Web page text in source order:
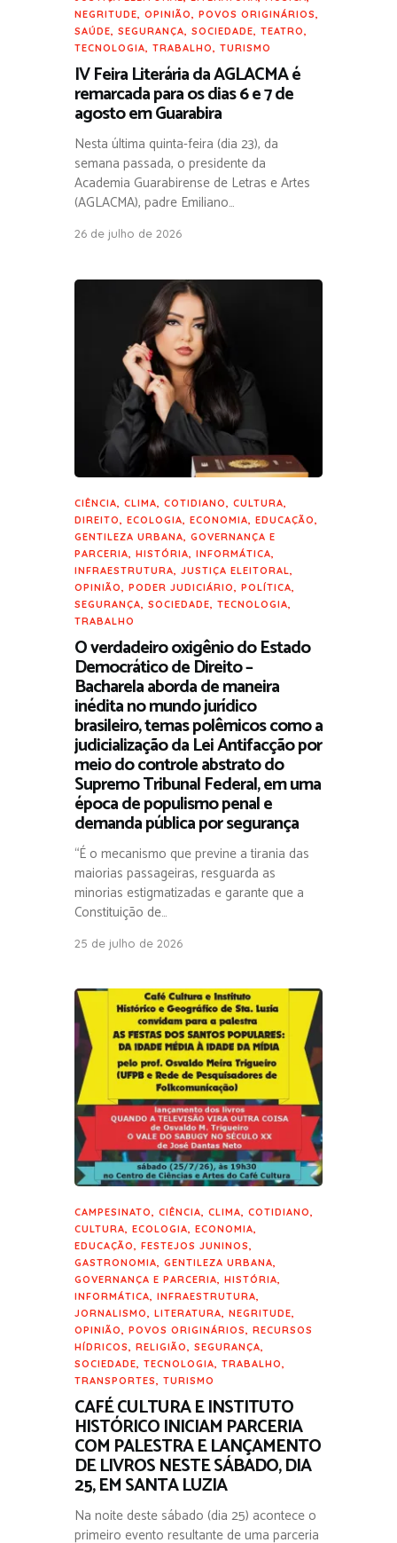
NEGRITUDE, OPINIÃO, POVOS ORIGINÁRIOS,
SAÚDE, SEGURANÇA, SOCIEDADE, TEATRO,
TECNOLOGIA, TRABALHO, TURISMO
IV Feira Literária da AGLACMA é
remarcada para os dias 6 e 7 de
agosto em Guarabira
Nesta última quinta-feira (dia 23), da
semana passada, o presidente da
Academia Guarabirense de Letras e Artes
(AGLACMA), padre Emiliano…
26 de julho de 2026
CIÊNCIA, CLIMA, COTIDIANO, CULTURA,
DIREITO, ECOLOGIA, ECONOMIA, EDUCAÇÃO,
GENTILEZA URBANA, GOVERNANÇA E
PARCERIA, HISTÓRIA, INFORMÁTICA,
INFRAESTRUTURA, JUSTIÇA ELEITORAL,
OPINIÃO, PODER JUDICIÁRIO, POLÍTICA,
SEGURANÇA, SOCIEDADE, TECNOLOGIA,
TRABALHO
O verdadeiro oxigênio do Estado
Democrático de Direito –
Bacharela aborda de maneira
inédita no mundo jurídico
brasileiro, temas polêmicos como a
judicialização da Lei Antifacção por
meio do controle abstrato do
Supremo Tribunal Federal, em uma
época de populismo penal e
demanda pública por segurança
“É o mecanismo que previne a tirania das
maiorias passageiras, resguarda as
minorias estigmatizadas e garante que a
Constituição de…
25 de julho de 2026
CAMPESINATO, CIÊNCIA, CLIMA, COTIDIANO,
CULTURA, ECOLOGIA, ECONOMIA,
EDUCAÇÃO, FESTEJOS JUNINOS,
GASTRONOMIA, GENTILEZA URBANA,
GOVERNANÇA E PARCERIA, HISTÓRIA,
INFORMÁTICA, INFRAESTRUTURA,
JORNALISMO, LITERATURA, NEGRITUDE,
OPINIÃO, POVOS ORIGINÁRIOS, RECURSOS
HÍDRICOS, RELIGIÃO, SEGURANÇA,
SOCIEDADE, TECNOLOGIA, TRABALHO,
TRANSPORTES, TURISMO
CAFÉ CULTURA E INSTITUTO
HISTÓRICO INICIAM PARCERIA
COM PALESTRA E LANÇAMENTO
DE LIVROS NESTE SÁBADO, DIA
25, EM SANTA LUZIA
Na noite deste sábado (dia 25) acontece o
primeiro evento resultante de uma parceria